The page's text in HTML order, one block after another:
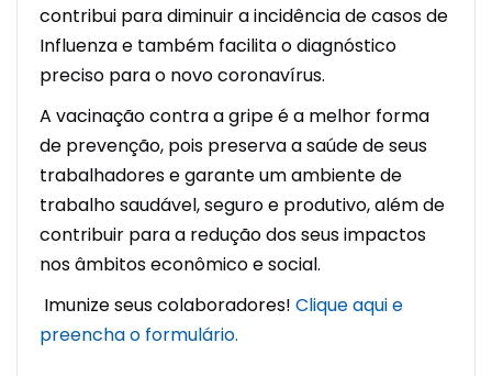
contribui para diminuir a incidência de casos de
Influenza e também facilita o diagnóstico
preciso para o novo coronavírus.
A vacinação contra a gripe é a melhor forma
de prevenção, pois preserva a saúde de seus
trabalhadores e garante um ambiente de
trabalho saudável, seguro e produtivo, além de
contribuir para a redução dos seus impactos
nos âmbitos econômico e social.
Imunize seus colaboradores! Clique aquie
preencha o formulário.